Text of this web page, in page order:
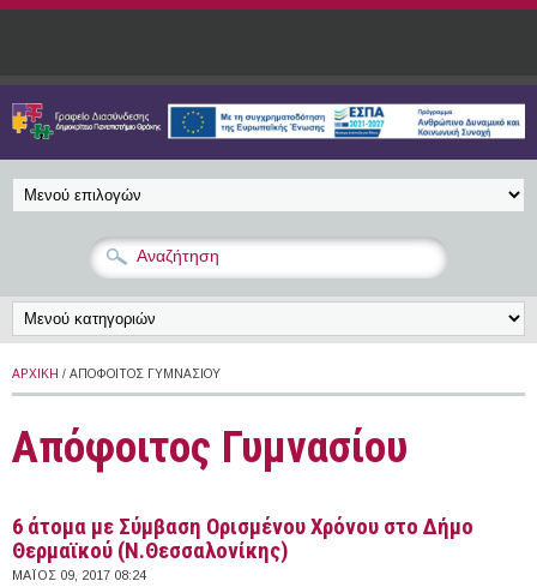
Παράκαμψη προς το κυρίως περιεχόμενο
ΑΡΧΙΚΉ / ΑΠΌΦΟΙΤΟΣ ΓΥΜΝΑΣΊΟΥ
Απόφοιτος Γυμνασίου
6 άτομα με Σύμβαση Ορισμένου Χρόνου στο Δήμο
Θερμαϊκού (Ν.Θεσσαλονίκης)
ΜΆΙΟΣ 09, 2017 08:24